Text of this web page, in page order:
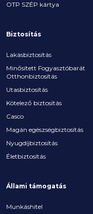
OTP SZÉP kártya
Biztosítás
Lakásbiztosítás
Minősített Fogyasztóbarát
Otthonbiztosítás
Utasbiztosítás
Kötelező biztosítás
Casco
Magán egészségbiztosítás
Nyugdíjbiztosítás
Életbiztosítás
Állami támogatás
Munkáshitel